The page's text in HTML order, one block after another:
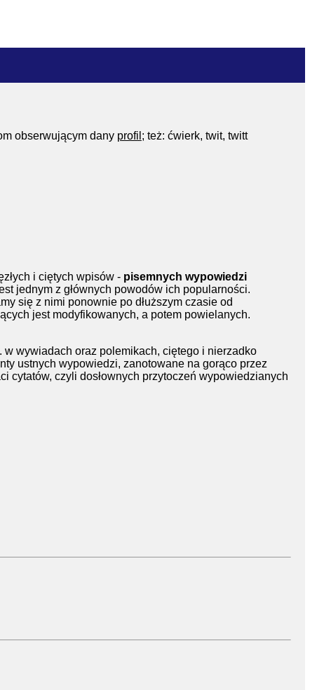
obserwującym dany profil ; też: ćwierk, twit, twitt
i ciętych wpisów - pisemnych wypowiedzi
jednym z głównych powodów ich popularności.
się z nimi ponownie po dłuższym czasie od
jest modyfikowanych, a potem powielanych.
wywiadach oraz polemikach, ciętego i nierzadko
ustnych wypowiedzi, zanotowane na gorąco przez
cytatów, czyli dosłownych przytoczeń wypowiedzianych